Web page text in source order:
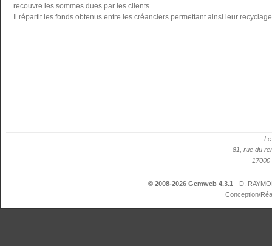
recouvre les sommes dues par les clients.
Il répartit les fonds obtenus entre les créanciers permettant ainsi leur
81, rue du
17000
© 2008-2026 Gemweb 4.3.1 - D.
Conception/